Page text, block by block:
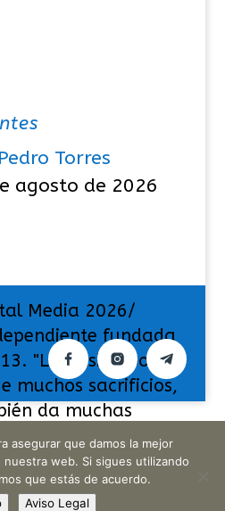
Torres
agosto de 2026
Media 2026/
fundada
"La pasión por
muchos sacrificios,
da muchas
asegurar que damos la mejor
web. Si sigues utilizando
que estás de acuerdo.
Aviso Legal